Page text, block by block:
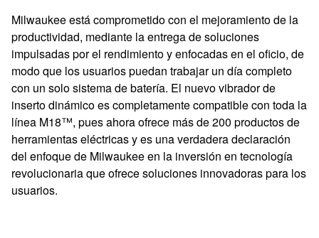
Milwaukee está comprometido con el mejoramiento de la
productividad, mediante la entrega de soluciones
impulsadas por el rendimiento y enfocadas en el oficio, de
modo que los usuarios puedan trabajar un día completo
con un solo sistema de batería. El nuevo vibrador de
inserto dinámico es completamente compatible con toda la
línea M18™, pues ahora ofrece más de 200 productos de
herramientas eléctricas y es una verdadera declaración
del enfoque de Milwaukee en la inversión en tecnología
revolucionaria que ofrece soluciones innovadoras para los
usuarios.